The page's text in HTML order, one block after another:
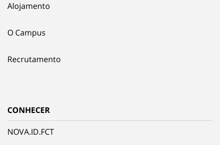
Alojamento
O Campus
Recrutamento
CONHECER
NOVA.ID.FCT